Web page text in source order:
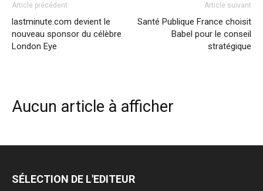
Article précédent
lastminute.com devient le
nouveau sponsor du célèbre
London Eye
Article suivant
Santé Publique France choisit
Babel pour le conseil
stratégique
Aucun article à afficher
SÉLECTION DE L'EDITEUR